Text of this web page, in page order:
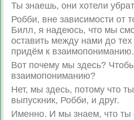
Ты знаешь, они хотели
Робби, вне зависимости от
Билл, я надеюсь, что мы
оставить между нами до
придём к взаимопониманию.
Вот почему мы здесь?
взаимопониманию?
Нет, мы здесь, потому что
выпускник, Робби, и друг.
Именно. И мы знаем, что ты